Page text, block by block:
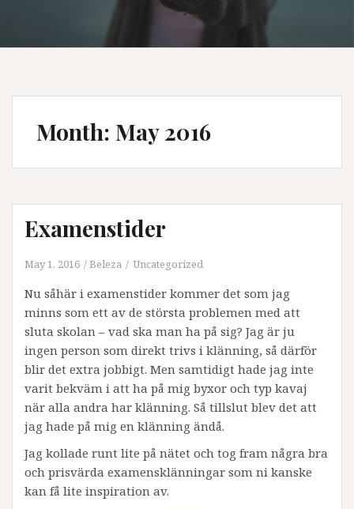
Month: May 2016
Examenstider
May 1, 2016 Beleza Uncategorized
Nu såhär i examenstider kommer det som jag
minns som ett av de största problemen med att
sluta skolan – vad ska man ha på sig? Jag är ju
ingen person som direkt trivs i klänning, så därför
blir det extra jobbigt. Men samtidigt hade jag inte
varit bekväm i att ha på mig byxor och typ kavaj
när alla andra har klänning. Så tillslut blev det att
jag hade på mig en klänning ändå.
Jag kollade runt lite på nätet och tog fram några bra
och prisvärda examensklänningar som ni kanske
kan få lite inspiration av.